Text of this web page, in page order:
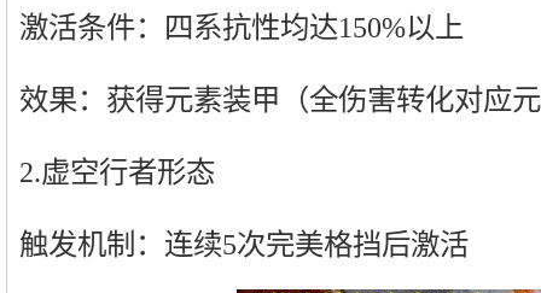
激活条件：四系抗性均达150%以上
效果：获得元素装甲（全伤害转化对应
2.虚空行者形态
触发机制：连续5次完美格挡后激活